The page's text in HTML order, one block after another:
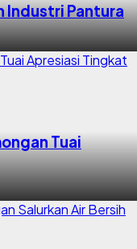
Industri Pantura
Tuai